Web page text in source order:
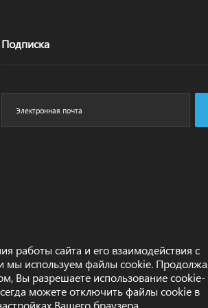
Подписка
работы сайта и его взаимодействия с
мы используем файлы cookie.
Вы разрешаете использование cookie-
можете отключить файлы cookie в
Вашего браузера.